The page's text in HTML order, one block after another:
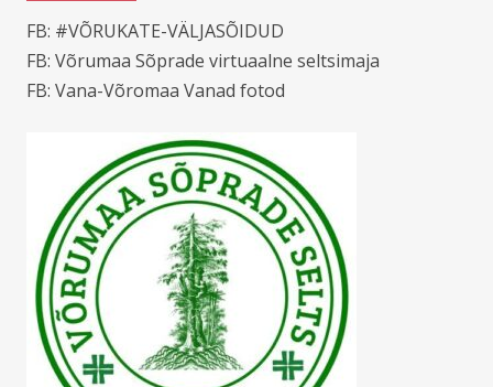
FB: #VÕRUKATE-VÄLJASÕIDUD
FB: Võrumaa Sõprade virtuaalne seltsimaja
FB: Vana-Võromaa Vanad fotod